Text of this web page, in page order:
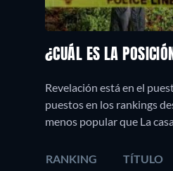
¿CUÁL ES LA
Revelación está en el
puestos en los rankings
menos popular que La
RANKING TÍTULO